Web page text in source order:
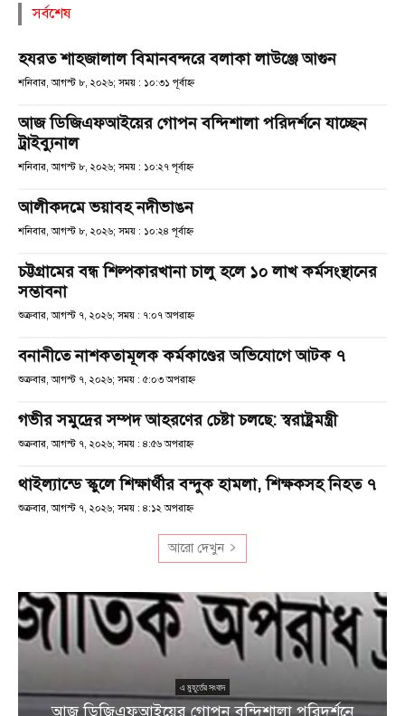
সর্বশেষ
হযরত শাহজালাল বিমানবন্দরে বলাকা লাউঞ্জে আগুন
শনিবার, আগস্ট ৮, ২০২৬; সময় : ১০:৩১ পূর্বাহ্ণ
আজ ডিজিএফআইয়ের গোপন বন্দিশালা পরিদর্শনে যাচ্ছেন
ট্রাইব্যুনাল
শনিবার, আগস্ট ৮, ২০২৬; সময় : ১০:২৭ পূর্বাহ্ণ
আলীকদমে ভয়াবহ নদীভাঙন
শনিবার, আগস্ট ৮, ২০২৬; সময় : ১০:২৪ পূর্বাহ্ণ
চট্টগ্রামের বন্ধ শিল্পকারখানা চালু হলে ১০ লাখ কর্মসংস্থানের
সম্ভাবনা
শুক্রবার, আগস্ট ৭, ২০২৬; সময় : ৭:০৭ অপরাহ্ণ
বনানীতে নাশকতামূলক কর্মকাণ্ডের অভিযোগে আটক ৭
শুক্রবার, আগস্ট ৭, ২০২৬; সময় : ৫:০৩ অপরাহ্ণ
গভীর সমুদ্রের সম্পদ আহরণের চেষ্টা চলছে: স্বরাষ্ট্রমন্ত্রী
শুক্রবার, আগস্ট ৭, ২০২৬; সময় : ৪:৫৬ অপরাহ্ণ
থাইল্যান্ডে স্কুলে শিক্ষার্থীর বন্দুক হামলা, শিক্ষকসহ নিহত ৭
শুক্রবার, আগস্ট ৭, ২০২৬; সময় : ৪:১২ অপরাহ্ণ
আরো দেখুন
এ মুহূর্তের সংবাদ
আজ ডিজিএফআইয়ের গোপন বন্দিশালা পরিদর্শনে